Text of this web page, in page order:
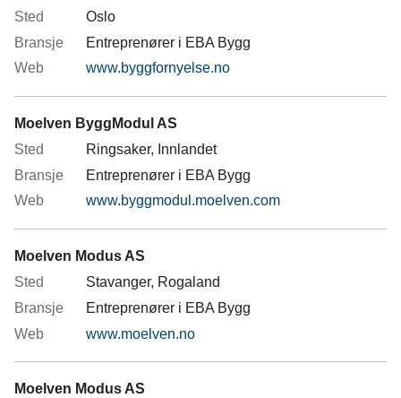
Oslo
Entreprenører i EBA Bygg
www.byggfornyelse.no
Moelven ByggModul AS
Ringsaker, Innlandet
Entreprenører i EBA Bygg
www.byggmodul.moelven.com
Moelven Modus AS
Stavanger, Rogaland
Entreprenører i EBA Bygg
www.moelven.no
Moelven Modus AS